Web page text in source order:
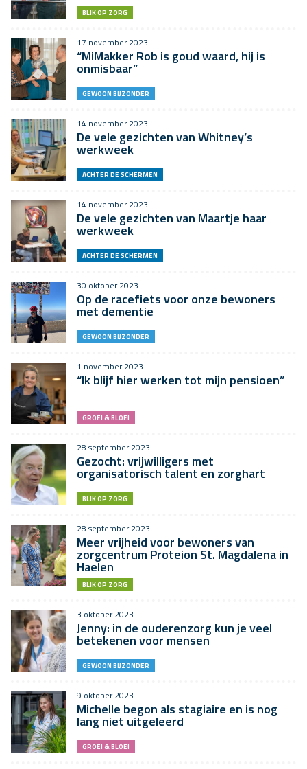
BLIK OP ZORG
17 november 2023
“MiMakker Rob is goud waard, hij is
onmisbaar”
GEWOON BIJZONDER
14 november 2023
De vele gezichten van Whitney’s
werkweek
ACHTER DE SCHERMEN
14 november 2023
De vele gezichten van Maartje haar
werkweek
ACHTER DE SCHERMEN
30 oktober 2023
Op de racefiets voor onze bewoners
met dementie
GEWOON BIJZONDER
1 november 2023
“Ik blijf hier werken tot mijn pensioen”
GROEI & BLOEI
28 september 2023
Gezocht: vrijwilligers met
organisatorisch talent en zorghart
BLIK OP ZORG
28 september 2023
Meer vrijheid voor bewoners van
zorgcentrum Proteion St. Magdalena in
Haelen
BLIK OP ZORG
3 oktober 2023
Jenny: in de ouderenzorg kun je veel
betekenen voor mensen
GEWOON BIJZONDER
9 oktober 2023
Michelle begon als stagiaire en is nog
lang niet uitgeleerd
GROEI & BLOEI